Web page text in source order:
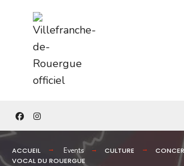
content
ACCUEIL Events CULTURE
VOCAL DU ROUERGUE
for: